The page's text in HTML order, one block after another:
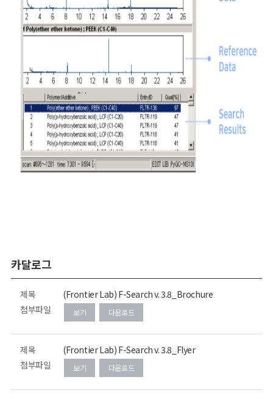
카달로그
제목
(Frontier Lab) F-Search v. 3.8_Brochure
첨부파일
보기 다운로드
제목
(Frontier Lab) F-Search v. 3.8_Flyer
첨부파일
보기 다운로드